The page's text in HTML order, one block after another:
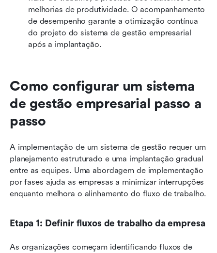
melhorias de produtividade. O acompanhamento
de desempenho garante a otimização contínua
do projeto do sistema de gestão empresarial
após a implantação.
Como configurar um sistema
de gestão empresarial passo a
passo
A implementação de um sistema de gestão requer um
planejamento estruturado e uma implantação gradual
entre as equipes. Uma abordagem de implementação
por fases ajuda as empresas a minimizar interrupções
enquanto melhora o alinhamento do fluxo de trabalho.
Etapa 1: Definir fluxos de trabalho da empresa
As organizações começam identificando fluxos de